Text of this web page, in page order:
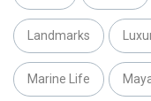
Landmarks
Marine Life